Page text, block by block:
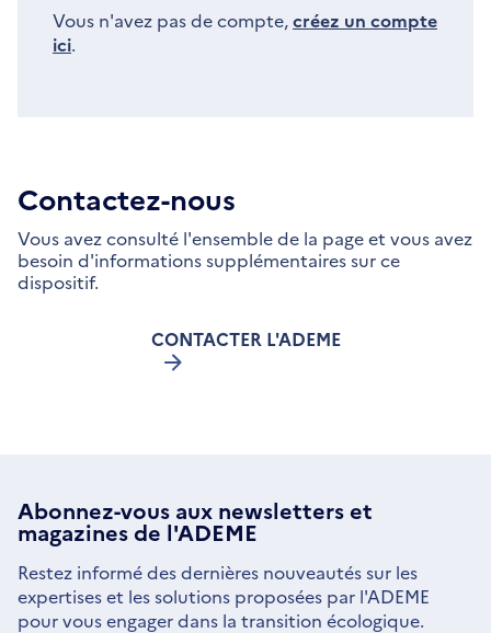
Vous n'avez pas de compte,créez un compte
ici.
Contactez-nous
Vous avez consulté l'ensemble de la page et vous avez
besoin d'informations supplémentaires sur ce
dispositif.
CONTACTER L'ADEME
Abonnez-vous aux newsletterset
magazines de l'ADEME
Restez informé des dernières nouveautés sur les
expertises et les solutions proposées par l'ADEME
pour vous engager dans la transition écologique.